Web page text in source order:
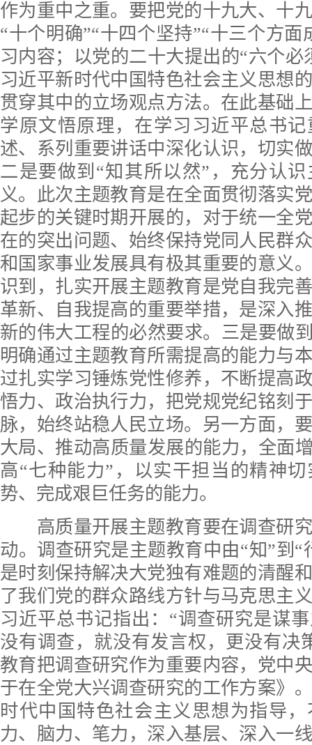
作为重中之重。要把党的十九大、十
“十个明确”“十四个坚持”“十三个方面
习内容；以党的二十大提出的“六个必
习近平新时代中国特色社会主义思想
贯穿其中的立场观点方法。在此基础
学原文悟原理，在学习习近平总书
述、系列重要讲话中深化认识，切实
二是要做到“知其所以然”，充分认
义。此次主题教育是在全面贯彻落实
起步的关键时期开展的，对于统一全
在的突出问题、始终保持党同人民群
和国家事业发展具有极其重要的意义
识到，扎实开展主题教育是党自我完
革新、自我提高的重要举措，是深入
新的伟大工程的必然要求。三是要做
明确通过主题教育所需提高的能力与
过扎实学习锤炼党性修养，不断提高
悟力、政治执行力，把党规党纪铭刻
脉，始终站稳人民立场。另一方面，
大局、推动高质量发展的能力，全面
高“七种能力”，以实干担当的精神
势、完成艰巨任务的能力。
高质量开展主题教育要在调查研究
动。调查研究是主题教育中由“知”到“
是时刻保持解决大党独有难题的清醒
了我们党的群众路线方针与马克思主
习近平总书记指出：“调查研究是谋
没有调查，就没有发言权，更没有决
教育把调查研究作为重要内容，党中
于在全党大兴调查研究的工作方案》
时代中国特色社会主义思想为指导
力、脑力、笔力，深入基层、深入一